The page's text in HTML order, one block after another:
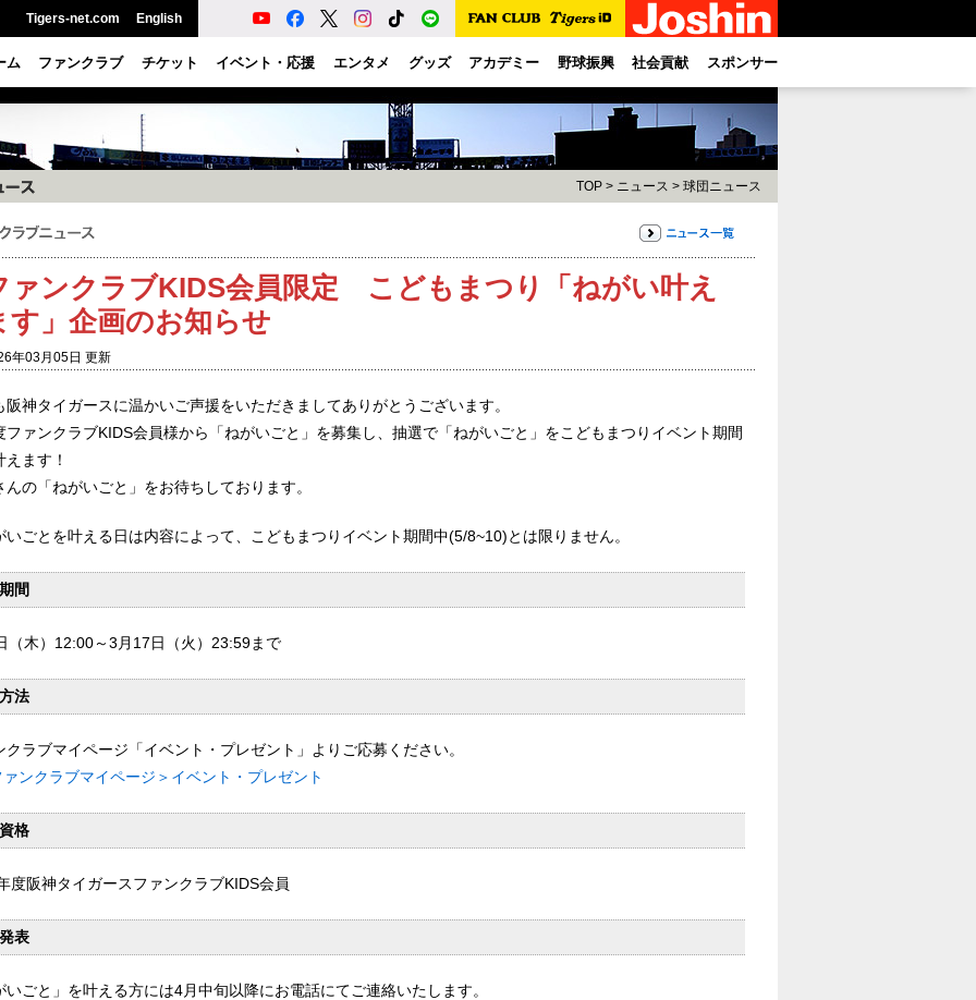
Tigers-net.com English
ム ファンクラブ チケット イベント・応援 エンタメ グッズ アカデミー 野球振興 社会貢献 スポンサー
TOP > ニュース > 球団ニュース
ァンクラブKIDS会員限定 こどもまつり「ねがい叶え
す」企画のお知らせ
年03月05日 更新
阪神タイガースに温かいご声援をいただきましてありがとうございます。
ファンクラブKIDS会員様から「ねがいごと」を募集し、抽選で「ねがいごと」をこどもまつりイベント期間
えます！
んの「ねがいごと」をお待ちしております。
ごとを叶える日は内容によって、こどもまつりイベント期間中(5/8~10)とは限りません。
間
（木）12:00～3月17日（火）23:59まで
法
クラブマイページ「イベント・プレゼント」よりご応募ください。
ァンクラブマイページ＞イベント・プレゼント
格
度阪神タイガースファンクラブKIDS会員
表
いごと」を叶える方には4月中旬以降にお電話にてご連絡いたします。